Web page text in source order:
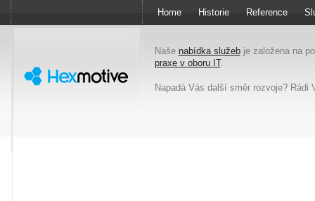
Home Historie Reference
Naše nabídka služebje založena na
praxe v oboru IT.
Napadá Vás další směr rozvoje? Rádi